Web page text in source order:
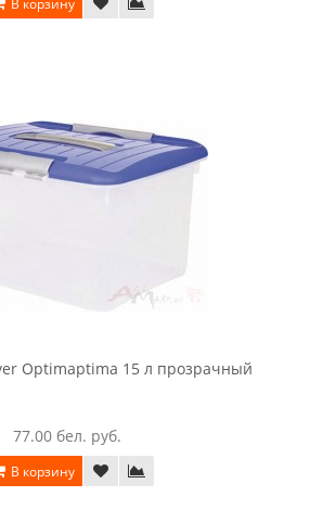
В корзину
Optimaptima 15 л прозрачный
77.00 бел. руб.
В корзину